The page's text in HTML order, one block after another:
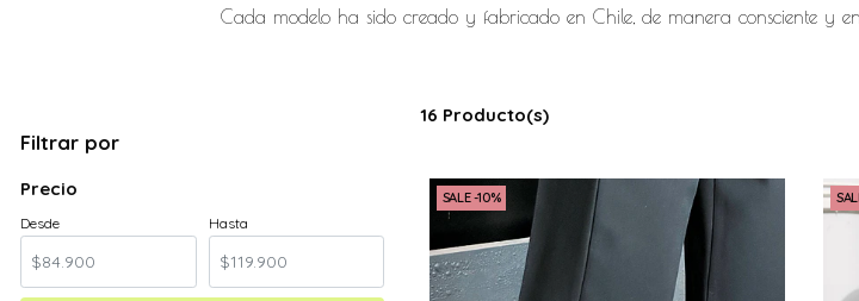
Cada modelo ha sido creado y fabricado en Chile, de manera consciente y
Filtrar por
Precio
Desde Hasta
16 Producto(s)
SALE -10%